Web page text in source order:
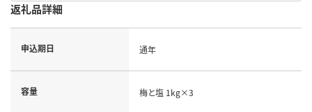
返礼品詳細
申込期日 通年
容量 梅と塩 1kg×3